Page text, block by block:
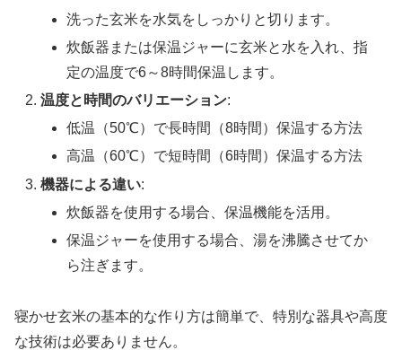
洗った玄米を水気をしっかりと切ります。
炊飯器または保温ジャーに玄米と水を入れ、指
定の温度で6～8時間保温します。
温度と時間のバリエーション:
低温（50℃）で長時間（8時間）保温する方法
高温（60℃）で短時間（6時間）保温する方法
機器による違い:
炊飯器を使用する場合、保温機能を活用。
保温ジャーを使用する場合、湯を沸騰させてか
ら注ぎます。
寝かせ玄米の基本的な作り方は簡単で、特別な器具や高度
な技術は必要ありません。